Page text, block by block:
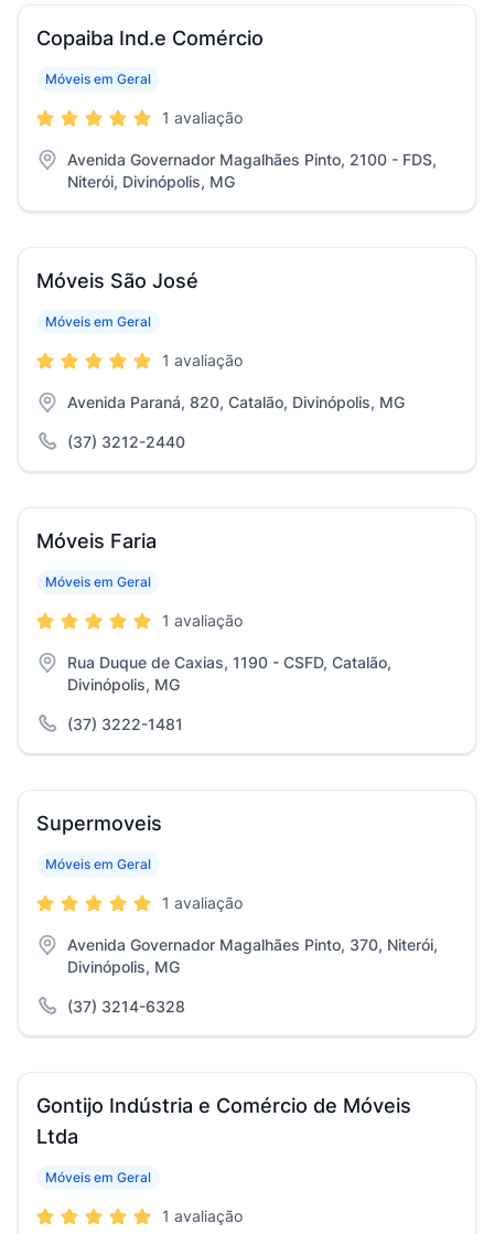
Copaiba Ind.e Comércio
Móveis em Geral
1 avaliação
Avenida Governador Magalhães Pinto, 2100 - FDS,
Niterói, Divinópolis, MG
Móveis São José
Móveis em Geral
1 avaliação
Avenida Paraná, 820, Catalão, Divinópolis, MG
(37) 3212-2440
Móveis Faria
Móveis em Geral
1 avaliação
Rua Duque de Caxias, 1190 - CSFD, Catalão,
Divinópolis, MG
(37) 3222-1481
Supermoveis
Móveis em Geral
1 avaliação
Avenida Governador Magalhães Pinto, 370, Niterói,
Divinópolis, MG
(37) 3214-6328
Gontijo Indústria e Comércio de Móveis
Ltda
Móveis em Geral
1 avaliação